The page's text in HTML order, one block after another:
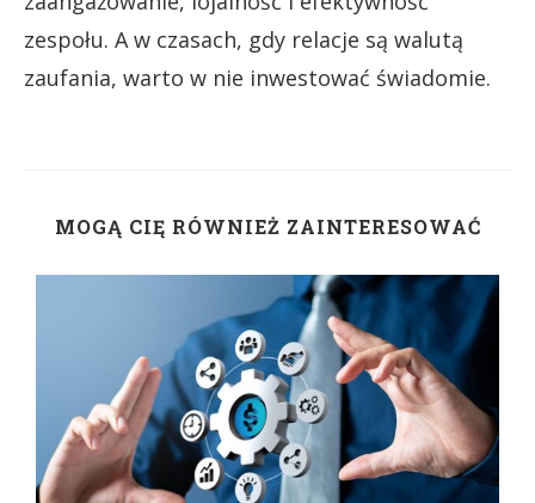
zespołu. A w czasach, gdy relacje są walutą
zaufania, warto w nie inwestować świadomie.
MOGĄ CIĘ RÓWNIEŻ ZAINTERESOWAĆ